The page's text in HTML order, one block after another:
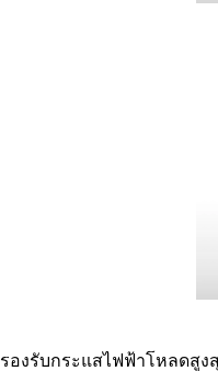
รองรับกระแสไฟฟ้าโหลดสูง